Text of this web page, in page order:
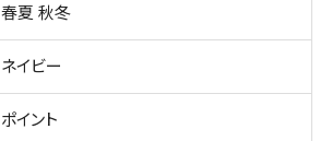
春夏 秋冬
ネイビー
ポイント